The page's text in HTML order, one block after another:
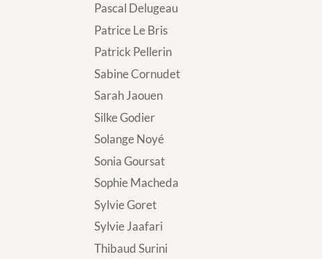
Pascal Delugeau
Patrice Le Bris
Patrick Pellerin
Sabine Cornudet
Sarah Jaouen
Silke Godier
Solange Noyé
Sonia Goursat
Sophie Macheda
Sylvie Goret
Sylvie Jaafari
Thibaud Surini